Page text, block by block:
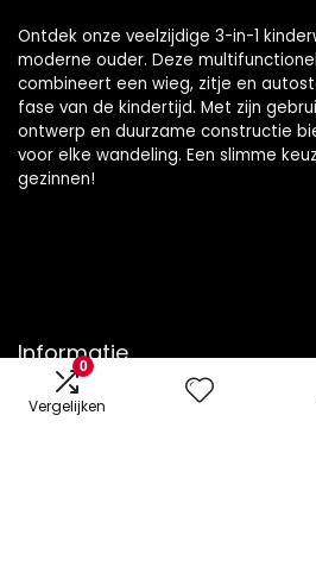
0
Vergelijken
Ontdek onze veelzijdige 3-in-1
moderne ouder. Deze
combineert een wieg, zitje en
fase van de kindertijd. Met zijn
ontwerp en duurzame constructie
voor elke wandeling. Een slimme
gezinnen!
Informatie
Contact